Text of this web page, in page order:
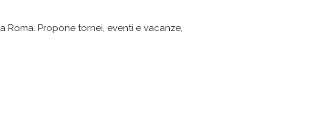
Roma. Propone tornei, eventi e vacanze,